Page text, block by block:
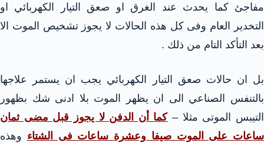
مفاجئ كما يحدث عند الغرق او صعق التيار الكهربائي او
التخدير العام وفى كل هذه الحالات لا يجوز تشخيص الموت الا
بعد التأكد التام من ذلك .
بل ان حالات صعق التيار الكهربائي يجب ان يستمر علاجها
بالتنفس الصناعي الى ان يظهر الموت بلا ادنى شك بظهور
التيبس الموتى مثلا –كما أن الدفن لا يجوز قبل مضى ثمان
ساعات على الموت صيفا وعشرة ساعات فى الشتاء وهذه